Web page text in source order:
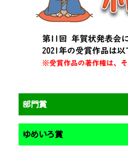
部門賞
ゆめいろ賞